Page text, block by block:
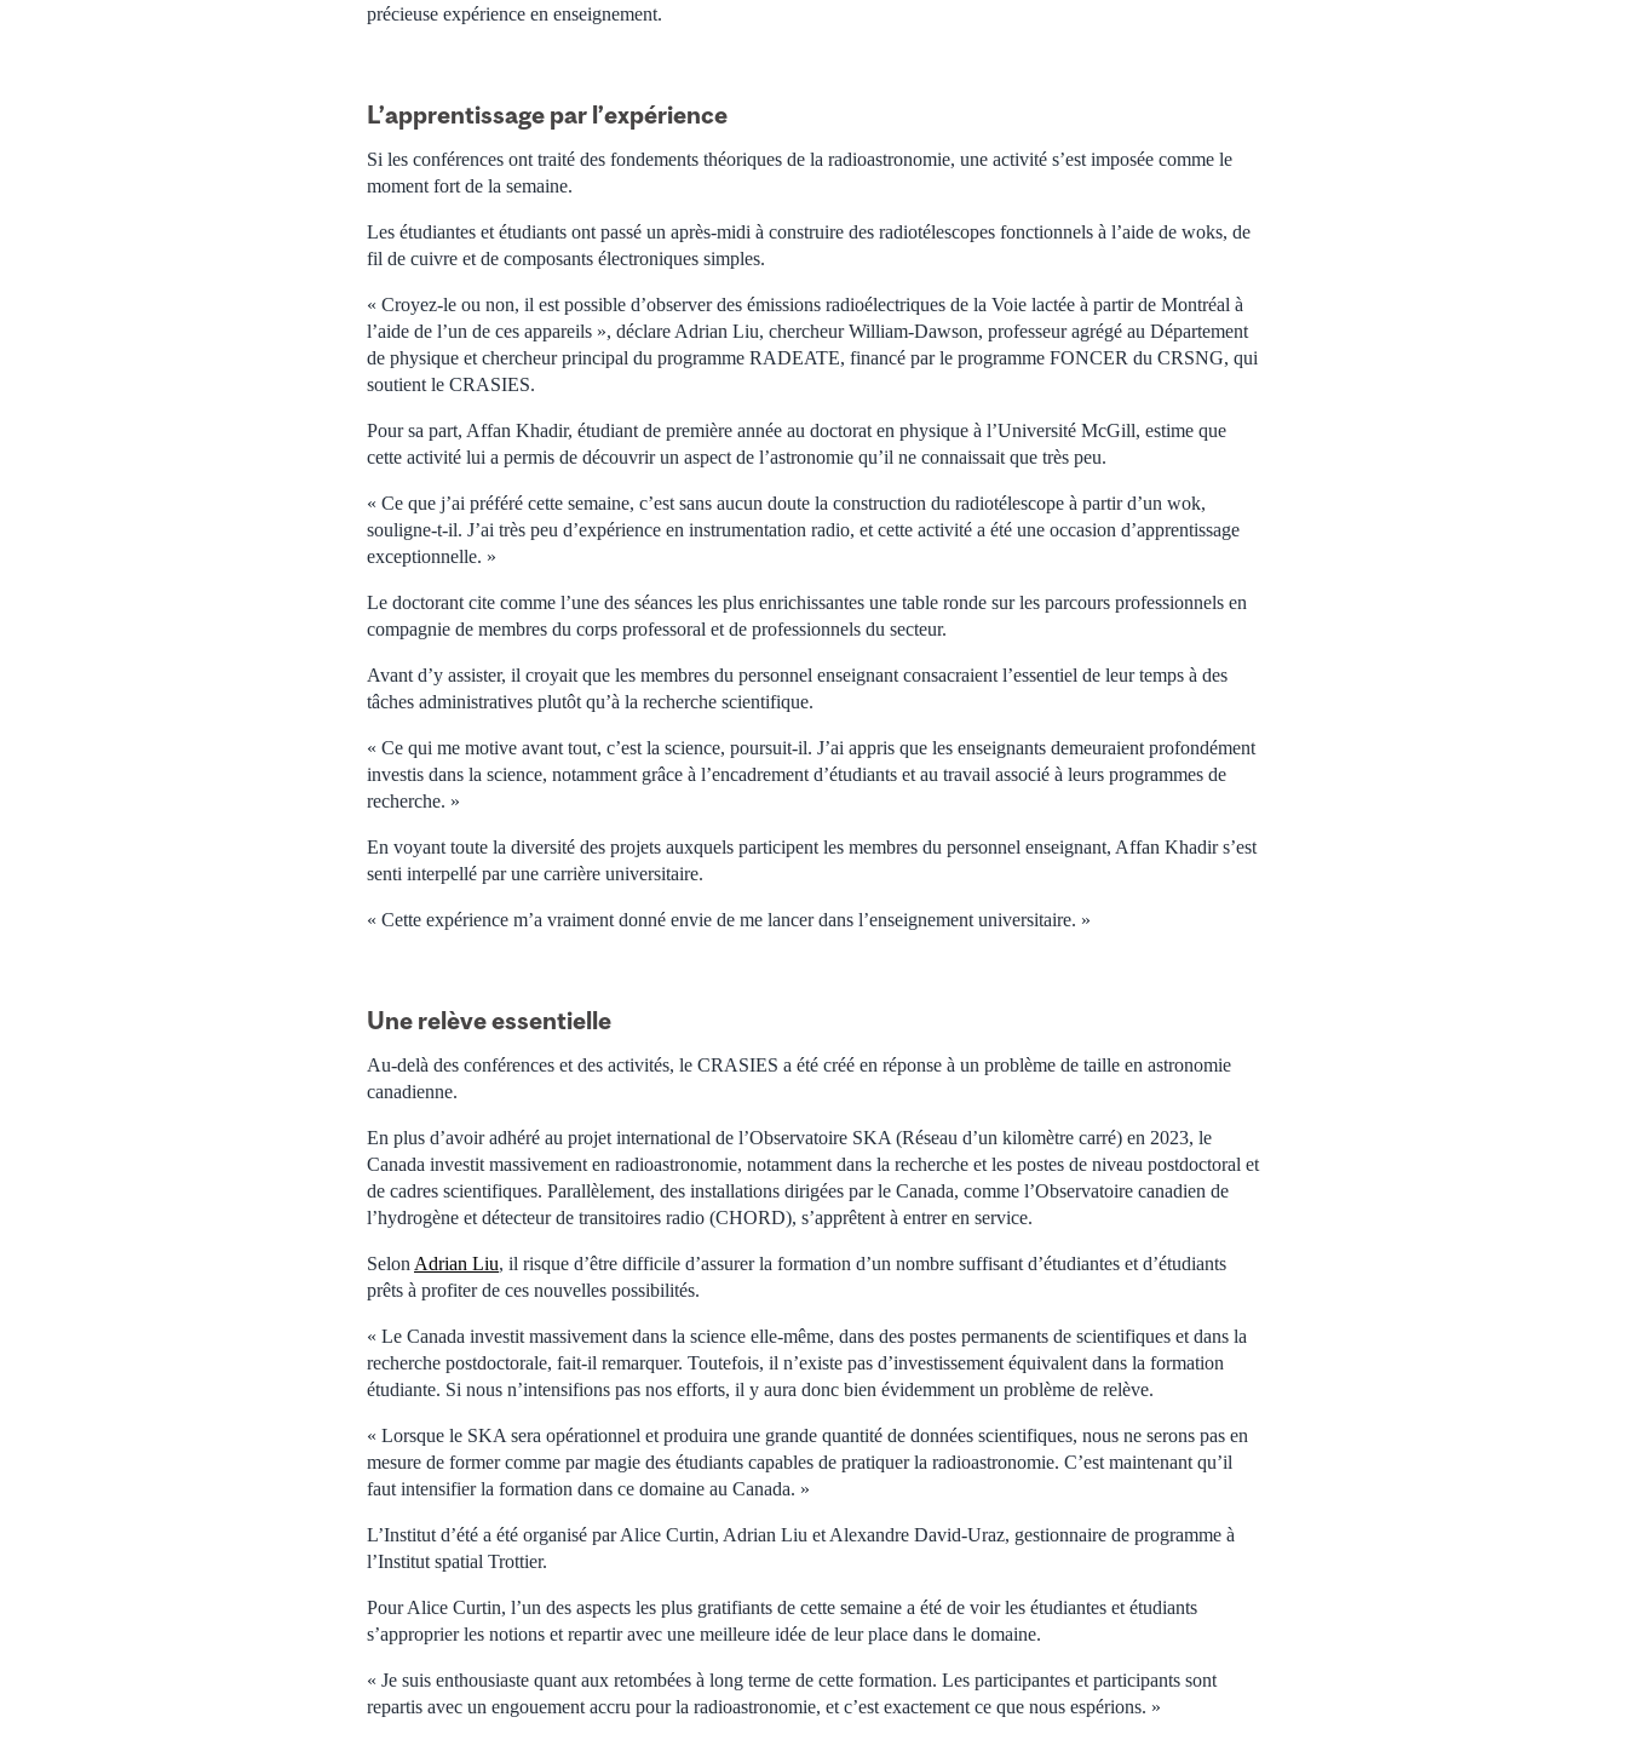
précieuse expérience en enseignement.
L’apprentissage par l’expérience
Si les conférences ont traité des fondements théoriques de la radioastronomie, une activité s’est imposée comme le
moment fort de la semaine.
Les étudiantes et étudiants ont passé un après-midi à construire des radiotélescopes fonctionnels à l’aide de woks, de
fil de cuivre et de composants électroniques simples.
« Croyez-le ou non, il est possible d’observer des émissions radioélectriques de la Voie lactée à partir de Montréal à
l’aide de l’un de ces appareils », déclare Adrian Liu, chercheur William-Dawson, professeur agrégé au Département
de physique et chercheur principal du programme RADEATE, financé par le programme FONCER du CRSNG, qui
soutient le CRASIES.
Pour sa part, Affan Khadir, étudiant de première année au doctorat en physique à l’Université McGill, estime que
cette activité lui a permis de découvrir un aspect de l’astronomie qu’il ne connaissait que très peu.
« Ce que j’ai préféré cette semaine, c’est sans aucun doute la construction du radiotélescope à partir d’un wok,
souligne-t-il. J’ai très peu d’expérience en instrumentation radio, et cette activité a été une occasion d’apprentissage
exceptionnelle. »
Le doctorant cite comme l’une des séances les plus enrichissantes une table ronde sur les parcours professionnels en
compagnie de membres du corps professoral et de professionnels du secteur.
Avant d’y assister, il croyait que les membres du personnel enseignant consacraient l’essentiel de leur temps à des
tâches administratives plutôt qu’à la recherche scientifique.
« Ce qui me motive avant tout, c’est la science, poursuit-il. J’ai appris que les enseignants demeuraient profondément
investis dans la science, notamment grâce à l’encadrement d’étudiants et au travail associé à leurs programmes de
recherche. »
En voyant toute la diversité des projets auxquels participent les membres du personnel enseignant, Affan Khadir s’est
senti interpellé par une carrière universitaire.
« Cette expérience m’a vraiment donné envie de me lancer dans l’enseignement universitaire. »
Une relève essentielle
Au-delà des conférences et des activités, le CRASIES a été créé en réponse à un problème de taille en astronomie
canadienne.
En plus d’avoir adhéré au projet international de l’Observatoire SKA (Réseau d’un kilomètre carré) en 2023, le
Canada investit massivement en radioastronomie, notamment dans la recherche et les postes de niveau postdoctoral et
de cadres scientifiques. Parallèlement, des installations dirigées par le Canada, comme l’Observatoire canadien de
l’hydrogène et détecteur de transitoires radio (CHORD), s’apprêtent à entrer en service.
SelonAdrian Liu, il risque d’être difficile d’assurer la formation d’un nombre suffisant d’étudiantes et d’étudiants
prêts à profiter de ces nouvelles possibilités.
« Le Canada investit massivement dans la science elle-même, dans des postes permanents de scientifiques et dans la
recherche postdoctorale, fait-il remarquer. Toutefois, il n’existe pas d’investissement équivalent dans la formation
étudiante. Si nous n’intensifions pas nos efforts, il y aura donc bien évidemment un problème de relève.
« Lorsque le SKA sera opérationnel et produira une grande quantité de données scientifiques, nous ne serons pas en
mesure de former comme par magie des étudiants capables de pratiquer la radioastronomie. C’est maintenant qu’il
faut intensifier la formation dans ce domaine au Canada. »
L’Institut d’été a été organisé par Alice Curtin, Adrian Liu et Alexandre David-Uraz, gestionnaire de programme à
l’Institut spatial Trottier.
Pour Alice Curtin, l’un des aspects les plus gratifiants de cette semaine a été de voir les étudiantes et étudiants
s’approprier les notions et repartir avec une meilleure idée de leur place dans le domaine.
« Je suis enthousiaste quant aux retombées à long terme de cette formation. Les participantes et participants sont
repartis avec un engouement accru pour la radioastronomie, et c’est exactement ce que nous espérions. »